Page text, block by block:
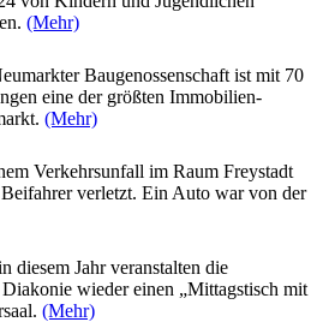
(Mehr)
Baugenossenschaft ist mit 70
eine der größten Immobilien-
(Mehr)
Verkehrsunfall im Raum Freystadt
verletzt. Ein Auto war von der
diesem Jahr veranstalten die
wieder einen „Mittagstisch mit
(Mehr)